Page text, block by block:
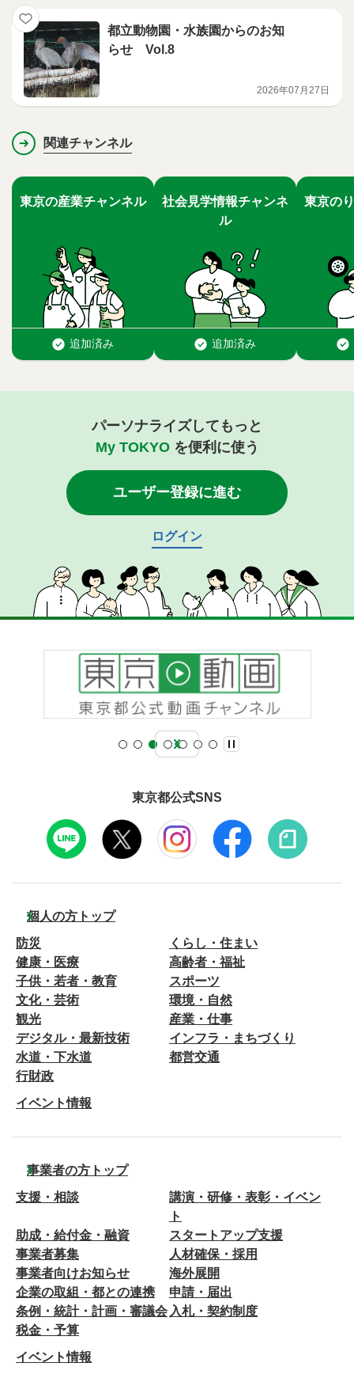
都立動物園・水族園からのお知
らせ Vol.8
2026年07月27日
関連チャンネル
パーソナライズしてもっと
My TOKYOを便利に使う
ユーザー登録に進む
ログイン
東京都公式SNS
個人の方トップ
防災
くらし・住まい
健康・医療
高齢者・福祉
子供・若者・教育
スポーツ
文化・芸術
環境・自然
観光
産業・仕事
デジタル・最新技術
インフラ・まちづくり
水道・下水道
都営交通
行財政
イベント情報
事業者の方トップ
支援・相談
講演・研修・表彰・イベン
ト
助成・給付金・融資
スタートアップ支援
事業者募集
人材確保・採用
事業者向けお知らせ
海外展開
企業の取組・都との連携
申請・届出
条例・統計・計画・審議会 入札・契約制度
税金・予算
イベント情報